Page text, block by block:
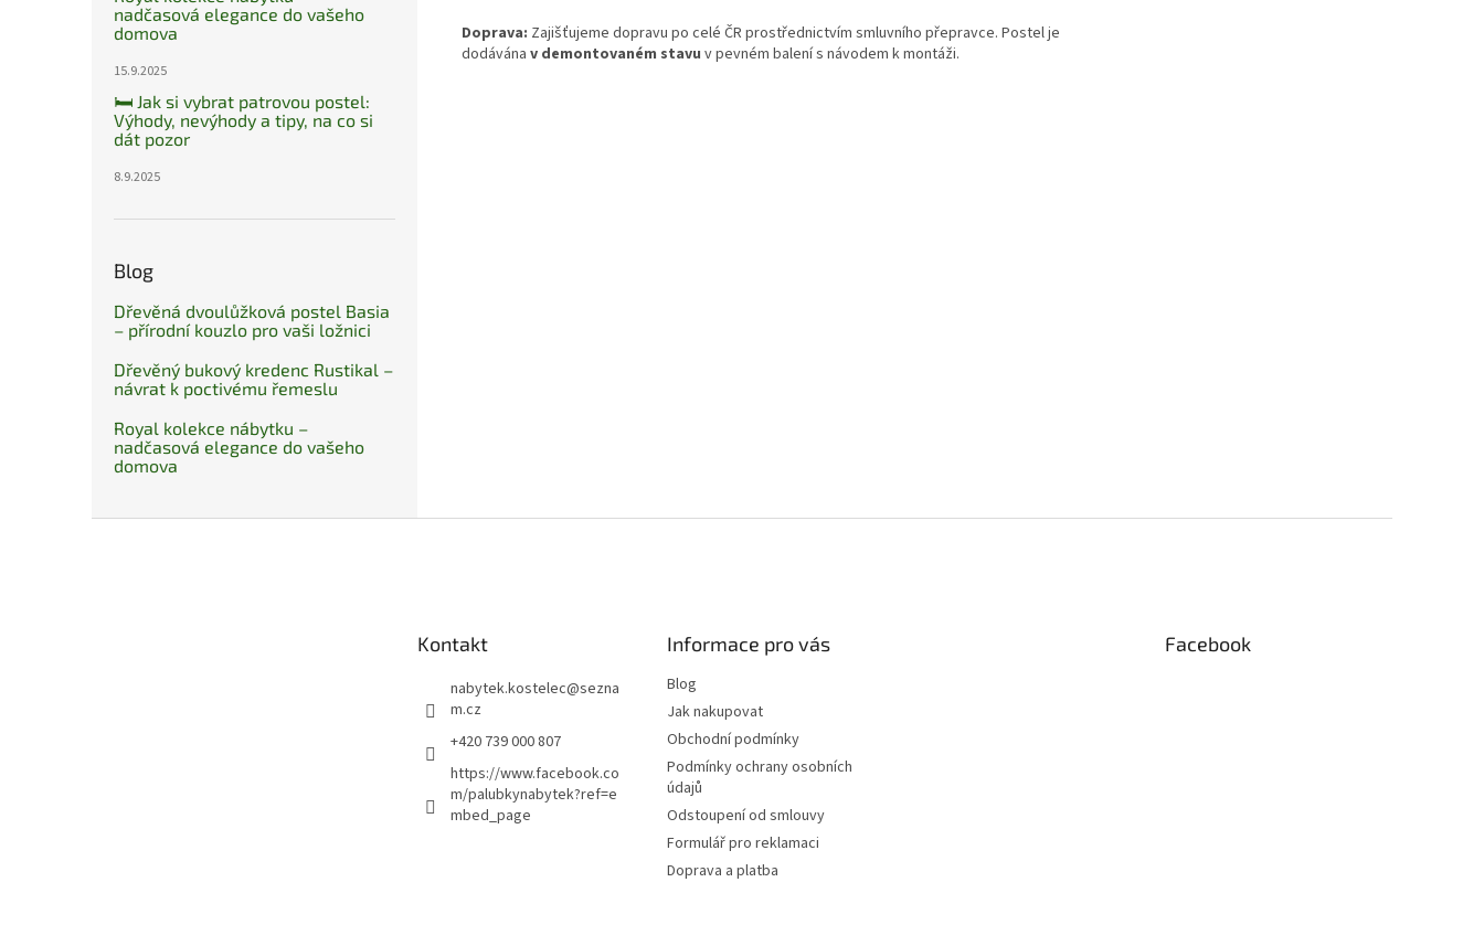
nadčasová elegance do vašeho
domova
15.9.2025
🛏️ Jak si vybrat patrovou postel:
Výhody, nevýhody a tipy, na co si
dát pozor
8.9.2025
Blog
Dřevěná dvoulůžková postel Basia
– přírodní kouzlo pro vaši ložnici
Dřevěný bukový kredenc Rustikal –
návrat k poctivému řemeslu
Royal kolekce nábytku –
nadčasová elegance do vašeho
domova
Doprava: Zajišťujeme dopravu po celé ČR prostřednictvím smluvního přepravce. Postel je
dodávána v demontovaném stavu v pevném balení s návodem k montáži.
Kontakt
nabytek.kostelec@sezna
m.cz
+420 739 000 807
https://www.facebook.co
m/palubkynabytek?ref=e
mbed_page
Informace pro vás
Blog
Jak nakupovat
Obchodní podmínky
Podmínky ochrany osobních
údajů
Odstoupení od smlouvy
Formulář pro reklamaci
Doprava a platba
Facebook